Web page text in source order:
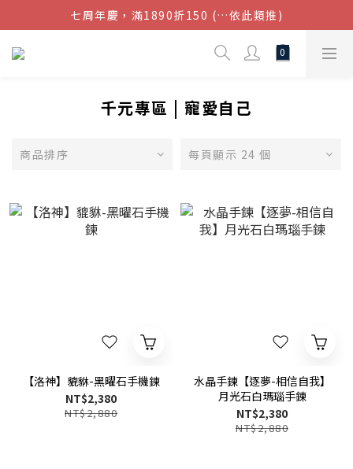
結帳金額滿$1080超取免運
七周年慶，滿1890折150 (…依此類推)
點我加入官方LINE帳號，獲得50元現金券
千元專區 | 寵愛自己
商品排序 每頁顯示 24 個
【洛神】貔貅-黑曜石手機鍊
NT$2,380
NT$2,880
水晶手鍊【逐夢-相信自我】
月光石白瑪瑙手鍊
NT$2,380
NT$2,880